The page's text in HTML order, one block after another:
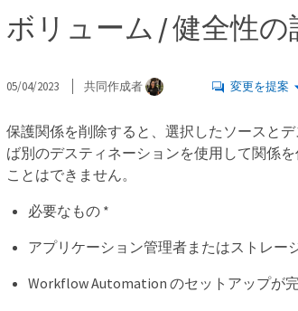
ボリューム / 健全性
05/04/2023 共同作成者 変更を提案
保護関係を削除すると、選択したソースと
ば別のデスティネーションを使用して関係
ことはできません。
必要なもの *
アプリケーション管理者またはストレー
Workflow Automation のセットアップが